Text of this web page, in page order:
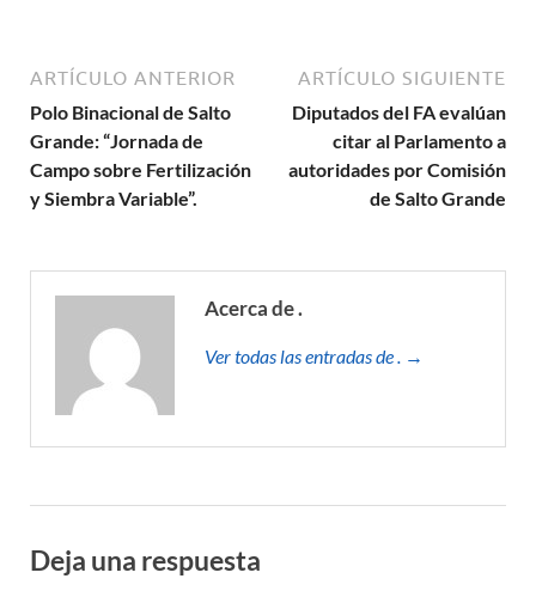
ARTÍCULO ANTERIOR
Polo Binacional de Salto
Grande: “Jornada de
Campo sobre Fertilización
y Siembra Variable”.
ARTÍCULO SIGUIENTE
Diputados del FA evalúan
citar al Parlamento a
autoridades por Comisión
de Salto Grande
Acerca de .
Ver todas las entradas de . →
Deja una respuesta